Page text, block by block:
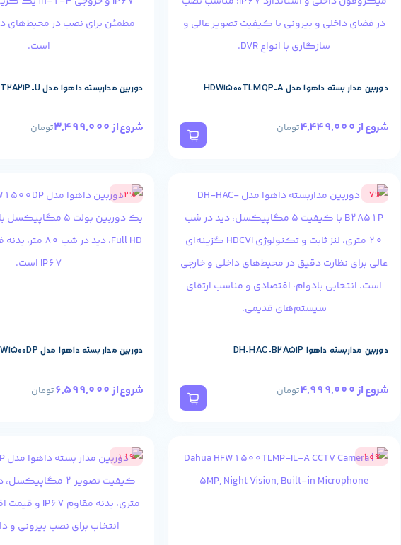
دوربین مدار بسته داهوا مدل HDW1500TLMQP-A
شروع از4,449,000 تومان
دوربین مداربسته داهوا مدل DH-HAC-T2A21P-U
شروع از3,499,000 تومان
دوربین مداربسته داهوا DH-HAC-B2A51P
شروع از4,999,000 تومان
7%
دوربین مدار بسته داهوا مدل DH-HAC-HFW1500DP
شروع از6,599,000 تومان
12%
10%
11%